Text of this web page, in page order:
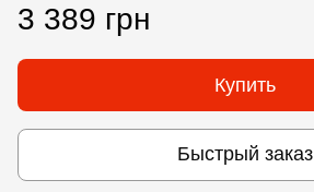
3 389 грн
Купить
Быстрый заказ